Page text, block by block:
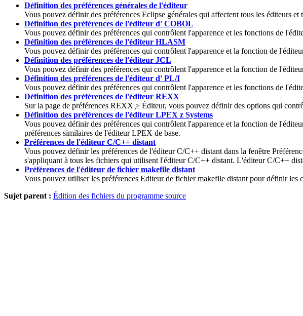
Définition des préférences générales de l'éditeur
Vous pouvez définir des préférences Eclipse générales qui affectent tous les éditeurs et
Définition des préférences de l'éditeur d' COBOL
Vous pouvez définir des préférences qui contrôlent l'apparence et les fonctions de
Définition des préférences de l'éditeur HLASM
Vous pouvez définir des préférences qui contrôlent l'apparence et la fonction de
Définition des préférences de l'éditeur JCL
Vous pouvez définir des préférences qui contrôlent l'apparence et la fonction de
Définition des préférences de l'éditeur d' PL/I
Vous pouvez définir des préférences qui contrôlent l'apparence et les fonctions de
Définition des préférences de l'éditeur REXX
Sur la page de préférences REXX > Éditeur, vous pouvez définir des options qui
Définition des préférences de l'éditeur LPEX z Systems
Vous pouvez définir des préférences qui contrôlent l'apparence et la fonction de
préférences similaires de l'éditeur LPEX de base.
Préférences de l'éditeur C/C++ distant
Vous pouvez définir les préférences de l'éditeur C/C++ distant dans la fenêtre
s'appliquant à tous les fichiers qui utilisent l'éditeur C/C++ distant. L'éditeur C/C++
Préférences de l'éditeur de fichier makefile distant
Vous pouvez utiliser les préférences Editeur de fichier makefile distant pour définir les
Sujet parent : Édition des fichiers du programme source